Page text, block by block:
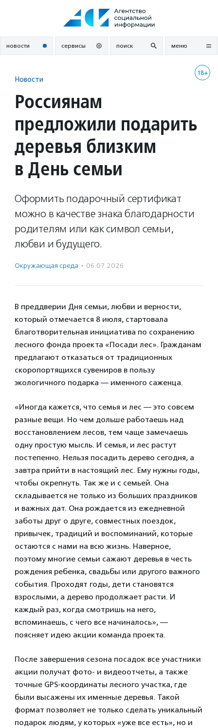
новости сервисы поиск меню
18+
Новости
Россиянам
предложили подарить
деревья близким
в День семьи
Оформить подарочный сертификат
можно в качестве знака благодарности
родителям или как символ семьи,
любви и будущего.
Окружающая среда · 06.07.2026
В преддверии Дня семьи, любви и верности,
который отмечается 8 июля, стартовала
благотворительная инициатива по сохранению
лесного фонда проекта «Посади лес». Гражданам
предлагают отказаться от традиционных
скоропортящихся сувениров в пользу
экологичного подарка — именного саженца.
«Иногда кажется, что семья и лес — это совсем
разные вещи. Но чем дольше работаешь над
восстановлением лесов, тем чаще замечаешь
одну простую мысль. И семья, и лес растут
постепенно. Нельзя посадить дерево сегодня, а
завтра прийти в настоящий лес. Ему нужны годы,
чтобы окрепнуть. Так же и с семьей. Она
складывается не только из больших праздников
и важных дат. Она рождается из ежедневной
заботы друг о друге, совместных поездок,
привычек, традиций и воспоминаний, которые
остаются с нами на всю жизнь. Наверное,
поэтому многие семьи сажают деревья в честь
рождения ребенка, свадьбы или другого важного
события. Проходят годы, дети становятся
взрослыми, а дерево продолжает расти. И
каждый раз, когда смотришь на него,
вспоминаешь, с чего все начиналось», —
поясняет идею акции команда проекта.
После завершения сезона посадок все участники
акции получат фото- и видеоотчеты, а также
точные GPS-координаты лесного участка, где
были высажены их именные деревья. Такой
формат позволяет не только сделать уникальный
подарок людям, у которых «уже все есть», но и